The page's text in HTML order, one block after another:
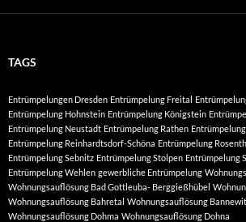
TAGS
Entrümpelungen Dresden Entrümpelung Freital
Entrümpelung Hohnstein Entrümpelung Königstein
Entrümpelung Neustadt Entrümpelung Rathen
Entrümpelung Reinhardtsdorf-Schöna Entrümpelung
Entrümpelung Sebnitz Entrümpelung Stolpen Entrümpelung
Entrümpelung Wehlen gewerbliche Entrümpelung
Wohnungsauflösung Bad Gottleuba- Berggießhübel
Wohnungsauflösung Bahretal Wohnungsauflösung
Wohnungsauflösung Dohma Wohnungsauflösung Dohna